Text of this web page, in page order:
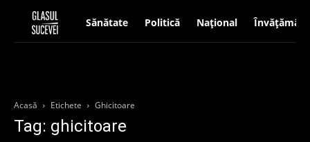
Sănătate Politică Național Învățământ
Acasă Etichete Ghicitoare
Tag: ghicitoare